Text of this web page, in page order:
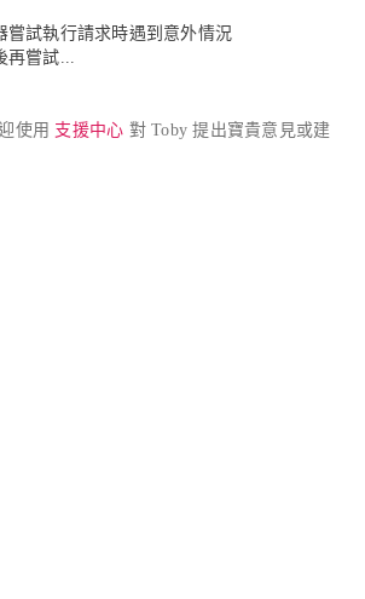
嘗試執行請求時遇到意外情況
再嘗試...
使用 支援中心 對 Toby 提出寶貴意見或建